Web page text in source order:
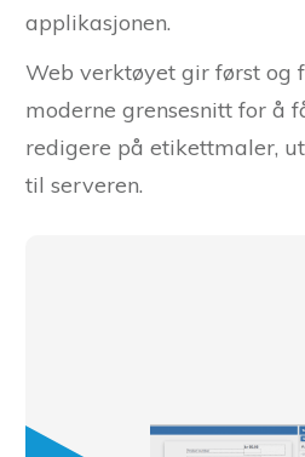
applikasjonen.
Web verktøyet gir først og
moderne grensesnitt for å
redigere på etikettmaler,
til serveren.